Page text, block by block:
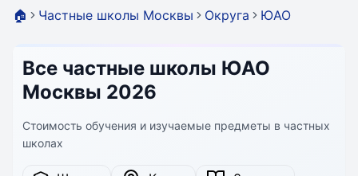
🏠 Частные школы Москвы Округа ЮАО
Все частные школы ЮАО
Москвы 2026
Стоимость обучения и изучаемые предметы в частных
школах